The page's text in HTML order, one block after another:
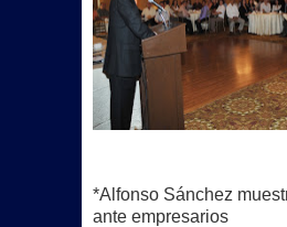
*Alfonso Sánchez
ante empresarios